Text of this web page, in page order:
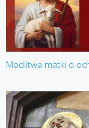
Modlitwa matki o